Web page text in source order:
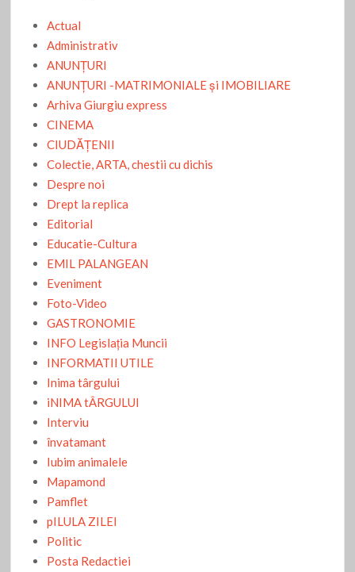
Actual
Administrativ
ANUNŢURI
ANUNŢURI -MATRIMONIALE şi IMOBILIARE
Arhiva Giurgiu express
CINEMA
CIUDĂŢENII
Colectie, ARTA, chestii cu dichis
Despre noi
Drept la replica
Editorial
Educatie-Cultura
EMIL PALANGEAN
Eveniment
Foto-Video
GASTRONOMIE
INFO Legislaţia Muncii
INFORMATII UTILE
Inima târgului
iNIMA tÂRGULUI
Interviu
învatamant
Iubim animalele
Mapamond
Pamflet
pILULA ZILEI
Politic
Posta Redactiei